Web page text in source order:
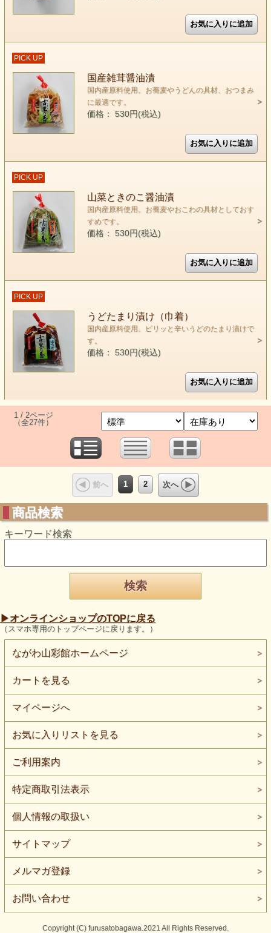
PICK UP
国産雑茸醤油漬
国内産原料使用。お蕎麦やうどんの具材、おつまみ
に最適です。
価格： 530円(税込)
PICK UP
山菜ときのこ醤油漬
国内産原料使用。お蕎麦やおこわの具材としておす
すめです。
価格： 530円(税込)
PICK UP
うどたまり漬け（巾着）
国内産原料使用。ピリッと辛いうどのたまり漬けで
す。
価格： 530円(税込)
1 / 2ページ
（全27件）
前へ 1 2 次へ
商品検索
キーワード検索
▶︎オンラインショップのTOPに戻る
（スマホ専用のトップページに戻ります。）
ながわ山彩館ホームページ
カートを見る
マイページへ
お気に入りリストを見る
ご利用案内
特定商取引法表示
個人情報の取扱い
サイトマップ
メルマガ登録
お問い合わせ
Copyright (C) furusatobagawa.2021 All Rights Reserved.